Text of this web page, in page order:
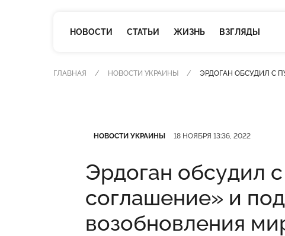
НОВОСТИ СТАТЬИ ЖИЗНЬ ВЗГЛЯДЫ
ГЛАВНАЯ НОВОСТИ УКРАИНЫ ЭРДОГАН ОБСУДИЛ С
НОВОСТИ УКРАИНЫ 18 НОЯБРЯ 13:36, 2022
Эрдоган обсудил
соглашение» и
возобновления